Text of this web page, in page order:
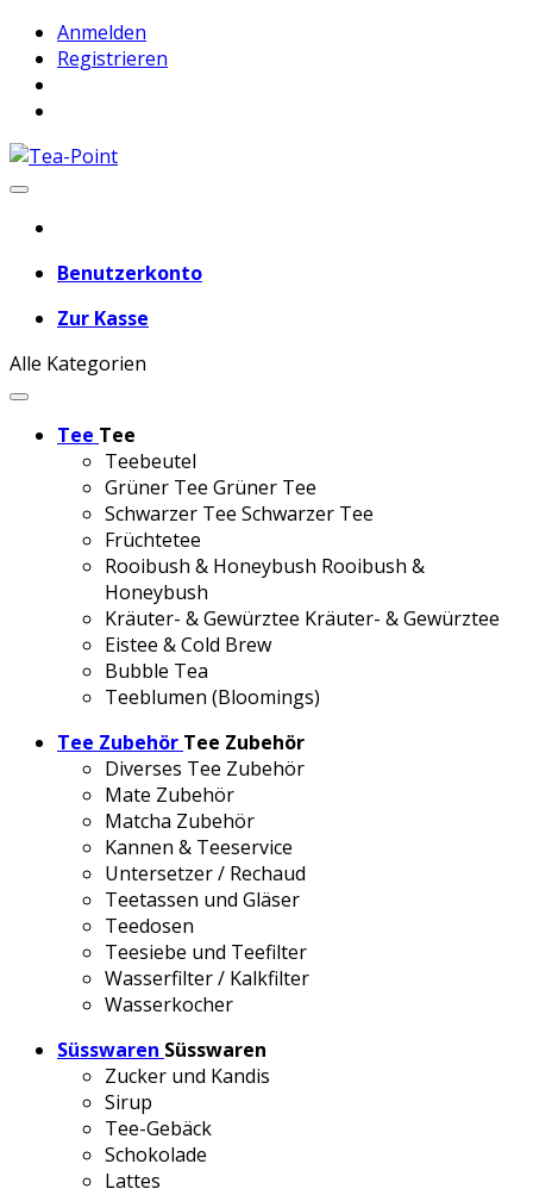
Anmelden
Registrieren
Benutzerkonto
Zur Kasse
Alle Kategorien
Tee Tee
Teebeutel
Grüner Tee Grüner Tee
Schwarzer Tee Schwarzer Tee
Früchtetee
Rooibush & Honeybush Rooibush &
Honeybush
Kräuter- & Gewürztee Kräuter- & Gewürztee
Eistee & Cold Brew
Bubble Tea
Teeblumen (Bloomings)
Tee Zubehör Tee Zubehör
Diverses Tee Zubehör
Mate Zubehör
Matcha Zubehör
Kannen & Teeservice
Untersetzer / Rechaud
Teetassen und Gläser
Teedosen
Teesiebe und Teefilter
Wasserfilter / Kalkfilter
Wasserkocher
Süsswaren Süsswaren
Zucker und Kandis
Sirup
Tee-Gebäck
Schokolade
Lattes